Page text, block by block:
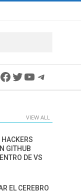
Facebook
Twitter
YouTube
VIEW ALL
GITHUB
DE VS
EL CEREBRO